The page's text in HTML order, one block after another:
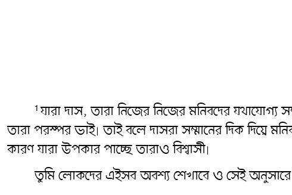
1যারা দাস, তারা নিজের নিজের মনিবদের যথাযোগ্য
তারা পরস্পর ভাই৷ তাই বলে দাসরা সম্মানের দিক
কারণ যারা উপকার পাচ্ছে তারাও বিশ্বাসী৷
তুমি লোকদের এইসব অবশ্য শেখাবে ও সেই